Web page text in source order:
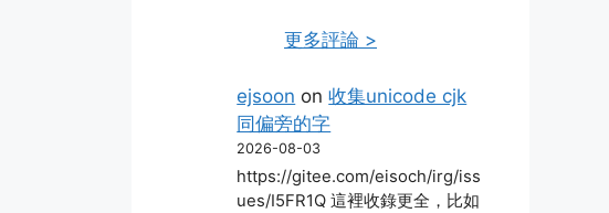
更多評論 >
ejsoon on收集unicode cjk
同偏旁的字
2026-08-03
https://gitee.com/eisoch/irg/iss
ues/I5FR1Q 這裡收錄更全，比如